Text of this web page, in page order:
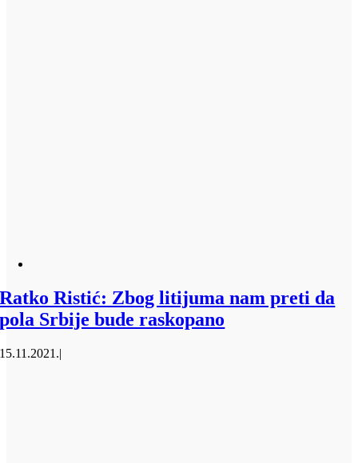
Ratko Ristić: Zbog litijuma nam preti da
pola Srbije bude raskopano
15.11.2021.|